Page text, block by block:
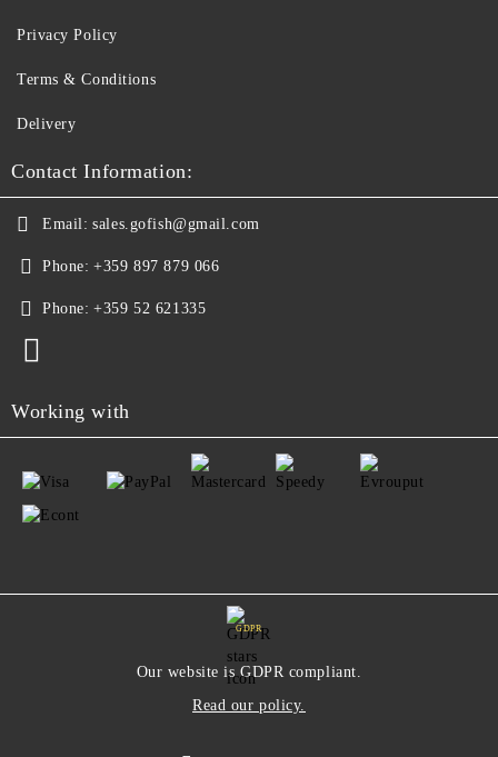
Privacy Policy
Terms & Conditions
Delivery
Contact Information:
Email: sales.gofish@gmail.com
Phone: +359 897 879 066
Phone: +359 52 621335
Working with
GDPR
Our website is GDPR compliant.
Read our policy.